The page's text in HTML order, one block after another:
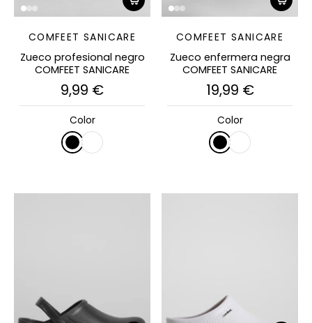
COMFEET SANICARE
Zueco profesional negro
COMFEET SANICARE
9,99 €
Color
COMFEET SANICARE
Zueco enfermera negra
COMFEET SANICARE
19,99 €
Color